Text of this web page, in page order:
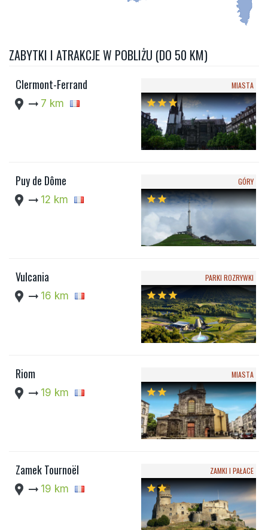
ZABYTKI I ATRAKCJE W POBLIŻU (DO 50 KM)
Clermont-Ferrand
location_pin arrow_right_alt 7 km
MIASTA
starstarstar
Puy de Dôme
location_pin arrow_right_alt 12 km
GÓRY
starstar
Vulcania
location_pin arrow_right_alt 16 km
PARKI ROZRYWKI
starstarstar
Riom
location_pin arrow_right_alt 19 km
MIASTA
starstar
Zamek Tournoël
location_pin arrow_right_alt 19 km
ZAMKI I PAŁACE
starstar